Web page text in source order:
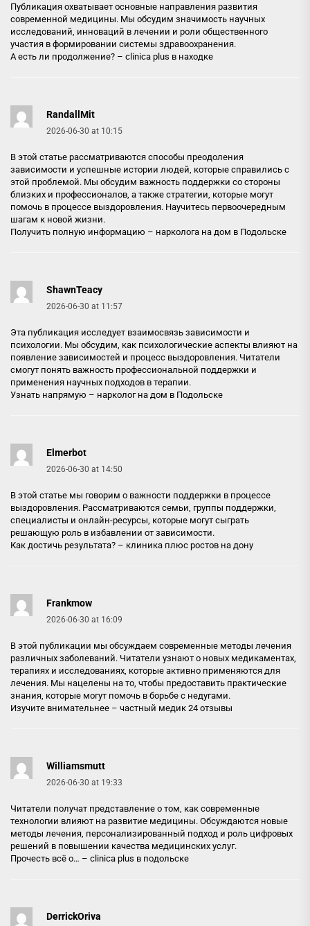
Публикация охватывает основные направления развития
современной медицины. Мы обсудим значимость научных
исследований, инноваций в лечении и роли общественного
участия в формировании системы здравоохранения.
А есть ли продолжение? – clinica plus в находке
RandallMit
2026-06-30 at 10:15
В этой статье рассматриваются способы преодоления
зависимости и успешные истории людей, которые справились с
этой проблемой. Мы обсудим важность поддержки со стороны
близких и профессионалов, а также стратегии, которые могут
помочь в процессе выздоровления. Научитесь первоочередным
шагам к новой жизни.
Получить полную информацию – нарколога на дом в Подольске
ShawnTeacy
2026-06-30 at 11:57
Эта публикация исследует взаимосвязь зависимости и
психологии. Мы обсудим, как психологические аспекты влияют на
появление зависимостей и процесс выздоровления. Читатели
смогут понять важность профессиональной поддержки и
применения научных подходов в терапии.
Узнать напрямую – нарколог на дом в Подольске
Elmerbot
2026-06-30 at 14:50
В этой статье мы говорим о важности поддержки в процессе
выздоровления. Рассматриваются семьи, группы поддержки,
специалисты и онлайн-ресурсы, которые могут сыграть
решающую роль в избавлении от зависимости.
Как достичь результата? – клиника плюс ростов на дону
Frankmow
2026-06-30 at 16:09
В этой публикации мы обсуждаем современные методы лечения
различных заболеваний. Читатели узнают о новых медикаментах,
терапиях и исследованиях, которые активно применяются для
лечения. Мы нацелены на то, чтобы предоставить практические
знания, которые могут помочь в борьбе с недугами.
Изучите внимательнее – частный медик 24 отзывы
Williamsmutt
2026-06-30 at 19:33
Читатели получат представление о том, как современные
технологии влияют на развитие медицины. Обсуждаются новые
методы лечения, персонализированный подход и роль цифровых
решений в повышении качества медицинских услуг.
Прочесть всё о… – clinica plus в подольске
DerrickOriva